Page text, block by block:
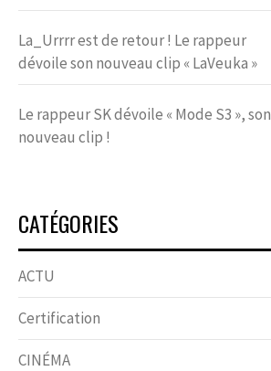
La_Urrrr est de retour ! Le rappeur
dévoile son nouveau clip « LaVeuka »
Le rappeur SK dévoile « Mode S3 », son
nouveau clip !
CATÉGORIES
ACTU
Certification
CINÉMA